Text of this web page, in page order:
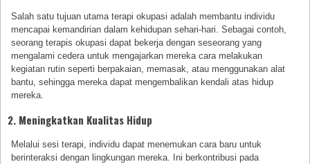
Salah satu tujuan utama terapi okupasi adalah membantu individu
mencapai kemandirian dalam kehidupan sehari-hari. Sebagai contoh,
seorang terapis okupasi dapat bekerja dengan seseorang yang
mengalami cedera untuk mengajarkan mereka cara melakukan
kegiatan rutin seperti berpakaian, memasak, atau menggunakan alat
bantu, sehingga mereka dapat mengembalikan kendali atas hidup
mereka.
2. Meningkatkan Kualitas Hidup
Melalui sesi terapi, individu dapat menemukan cara baru untuk
berinteraksi dengan lingkungan mereka. Ini berkontribusi pada